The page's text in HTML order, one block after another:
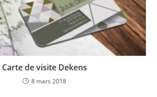
Carte de visite Dekens
8 mars 2018